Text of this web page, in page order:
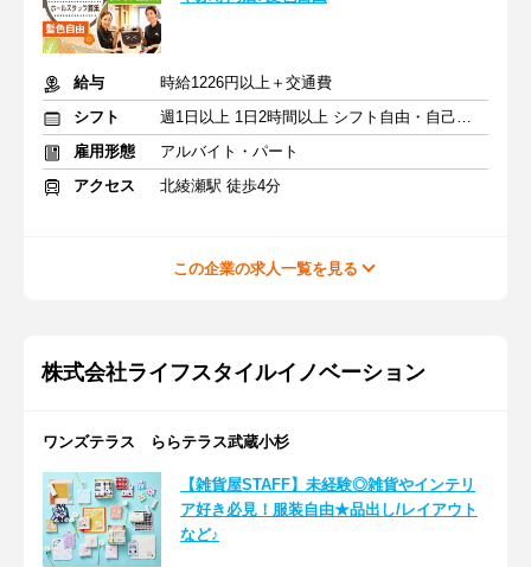
給与
時給1226円以上＋交通費
シフト
週1日以上 1日2時間以上 シフト自由・自己申告
雇用形態
アルバイト・パート
アクセス
北綾瀬駅 徒歩4分
この企業の求人一覧を見る
株式会社ライフスタイルイノベーション
ワンズテラス ららテラス武蔵小杉
【雑貨屋STAFF】未経験◎雑貨やインテリ
ア好き必見！服装自由★品出し/レイアウト
など♪